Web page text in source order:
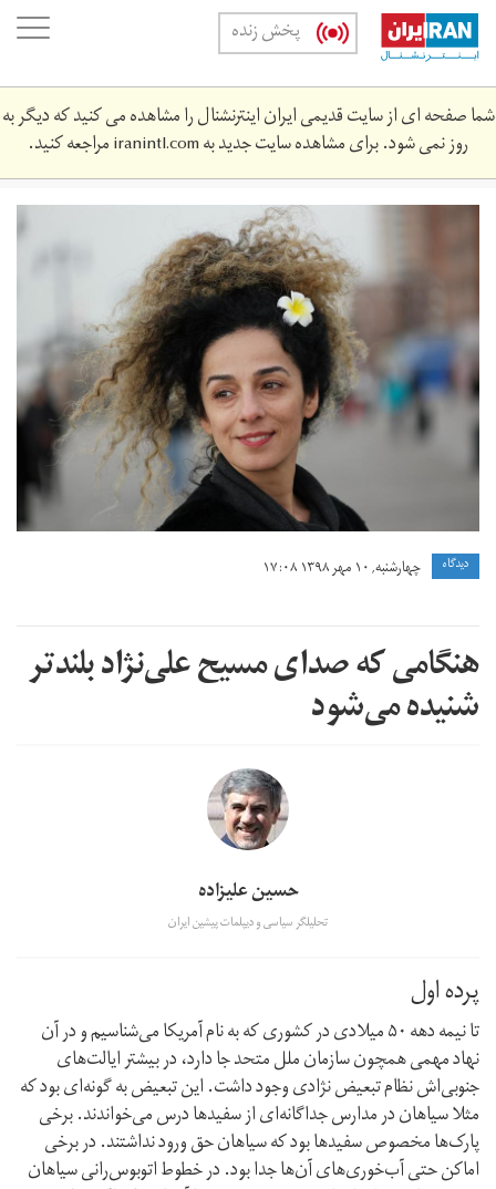
Skip
main
content
پخش زنده
شما صفحه ای از سایت قدیمی ایران اینترنشنال را مشاهده می کنید که دیگر به
روز نمی شود. برای مشاهده سایت جدید بهiranintl.comمراجعه کنید.
1200px-
masih_alinejad.jpg
دیدگاه چهارشنبه, ۱۰ مهر ۱۳۹۸ ۱۷:۰۸
هنگامی که صدای مسیح علی‌نژاد بلندتر
شنیده می‌شود
حسین علیزاده
تحلیلگر سیاسی و دیپلمات پیشین ایران
پرده اول
تا نیمه دهه ۵۰ میلادی در کشوری که به نام آمریکا می‌شناسیم و در آن
نهاد مهمی همچون سازمان ملل متحد جا دارد، در بیشتر ایالت‌های
جنوبی‌اش نظام تبعیض‌ نژادی وجود داشت. این تبعیض به گونه‌ای بود که
مثلا سیاهان در مدارس جداگانه‌ای از سفیدها درس می‌خواندند. برخی
پارک‌ها مخصوص سفیدها بود که سیاهان حق ورود نداشتند. در برخی
اماکن حتی آب‌خوری‌های آن‌ها جدا بود. در خطوط اتوبوس‌رانی سیاهان